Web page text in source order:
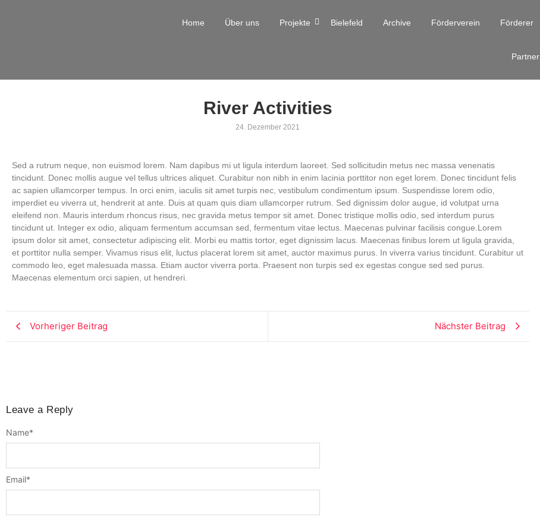
Home Über uns Projekte Bielefeld Archive Förderverein Förderer
Partner
River Activities
24. Dezember 2021
Sed a rutrum neque, non euismod lorem. Nam dapibus mi ut ligula interdum laoreet. Sed sollicitudin metus nec massa venenatis
tincidunt. Donec mollis augue vel tellus ultrices aliquet. Curabitur non nibh in enim lacinia porttitor non eget lorem. Donec tincidunt felis
ac sapien ullamcorper tempus. In orci enim, iaculis sit amet turpis nec, vestibulum condimentum ipsum. Suspendisse lorem odio,
imperdiet eu viverra ut, hendrerit at ante. Duis at quam quis diam ullamcorper rutrum. Sed dignissim dolor augue, id volutpat urna
eleifend non. Mauris interdum rhoncus risus, nec gravida metus tempor sit amet. Donec tristique mollis odio, sed interdum purus
tincidunt ut. Integer ex odio, aliquam fermentum accumsan sed, fermentum vitae lectus. Maecenas pulvinar facilisis congue.Lorem
ipsum dolor sit amet, consectetur adipiscing elit. Morbi eu mattis tortor, eget dignissim lacus. Maecenas finibus lorem ut ligula gravida,
et porttitor nulla semper. Vivamus risus elit, luctus placerat lorem sit amet, auctor maximus purus. In viverra varius tincidunt. Curabitur ut
commodo leo, eget malesuada massa. Etiam auctor viverra porta. Praesent non turpis sed ex egestas congue sed sed purus.
Maecenas elementum orci sapien, ut hendreri.
Vorheriger Beitrag Nächster Beitrag
Leave a Reply
Name*
Email*